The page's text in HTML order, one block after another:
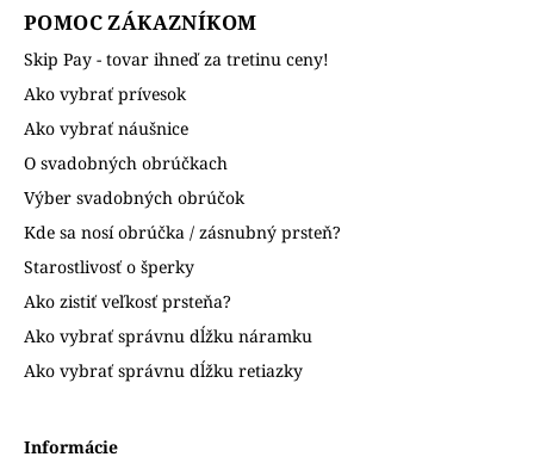
POMOC ZÁKAZNÍKOM
Skip Pay - tovar ihneď za tretinu ceny!
Ako vybrať prívesok
Ako vybrať náušnice
O svadobných obrúčkach
Výber svadobných obrúčok
Kde sa nosí obrúčka / zásnubný prsteň?
Starostlivosť o šperky
Ako zistiť veľkosť prsteňa?
Ako vybrať správnu dĺžku náramku
Ako vybrať správnu dĺžku retiazky
Informácie